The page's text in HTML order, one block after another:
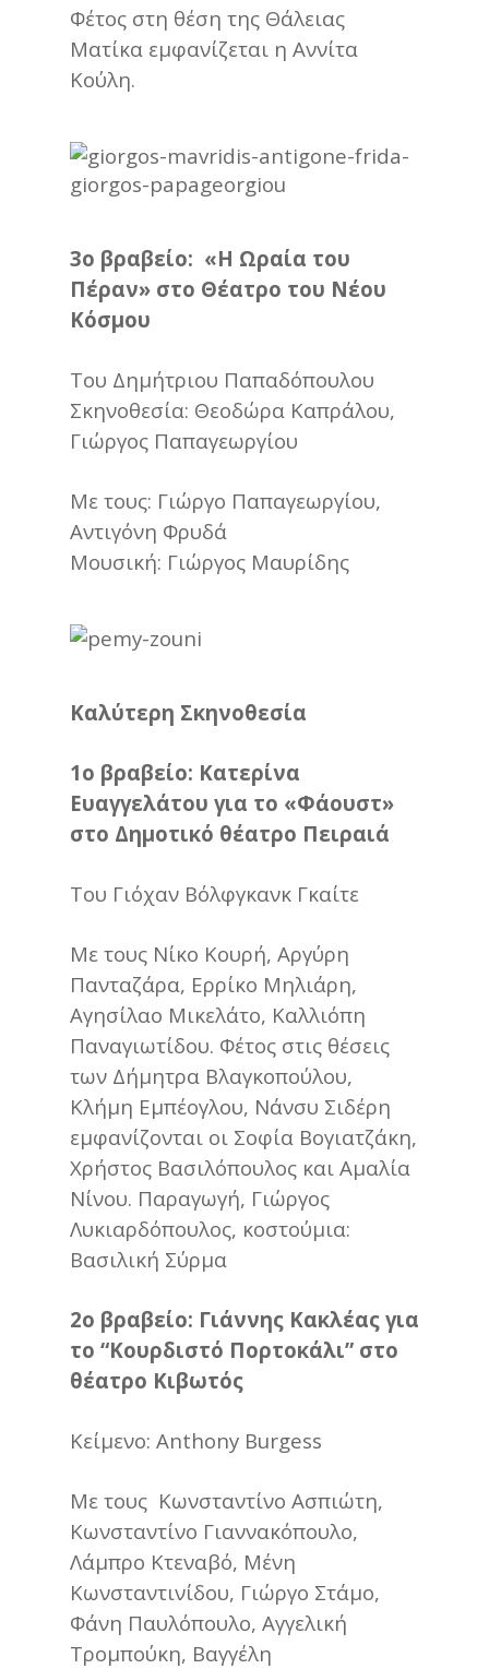
Φέτος στη θέση της Θάλειας
Ματίκα εμφανίζεται η Αννίτα
Κούλη.
3ο βραβείο: «Η Ωραία του
Πέραν» στο Θέατρο του Νέου
Κόσμου
Του Δημήτριου Παπαδόπουλου
Σκηνοθεσία: Θεοδώρα Καπράλου,
Γιώργος Παπαγεωργίου
Με τους: Γιώργο Παπαγεωργίου,
Αντιγόνη Φρυδά
Moυσική: Γιώργος Μαυρίδης
Καλύτερη Σκηνοθεσία
1ο βραβείο: Κατερίνα
Ευαγγελάτου για το «Φάουστ»
στο Δημοτικό θέατρο Πειραιά
Του Γιόχαν Βόλφγκανκ Γκαίτε
Με τους Νίκο Κουρή, Αργύρη
Πανταζάρα, Ερρίκο Μηλιάρη,
Αγησίλαο Μικελάτο, Καλλιόπη
Παναγιωτίδου. Φέτος στις θέσεις
των Δήμητρα Βλαγκοπούλoυ,
Kλήμη Εμπέογλου, Νάνσυ Σιδέρη
εμφανίζονται οι Σοφία Βογιατζάκη,
Χρήστος Βασιλόπουλος και Αμαλία
Νίνου. Παραγωγή, Γιώργος
Λυκιαρδόπουλος, κοστούμια:
Βασιλική Σύρμα
2ο βραβείο: Γιάννης Κακλέας για
το “Κουρδιστό Πορτοκάλι” στο
θέατρο Κιβωτός
Κείμενο: Anthony Burgess
Με τους Κωνσταντίνο Ασπιώτη,
Κωνσταντίνο Γιαννακόπουλο,
Λάμπρο Κτεναβό, Μένη
Κωνσταντινίδου, Γιώργο Στάμο,
Φάνη Παυλόπουλο, Αγγελική
Τρομπούκη, Βαγγέλη